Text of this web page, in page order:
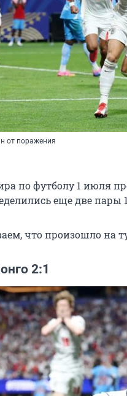
от поражения
по футболу 1 июля
еще две
что произошло на
2:1